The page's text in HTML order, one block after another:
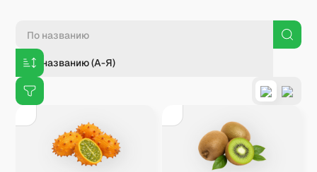
По названию (А-Я)